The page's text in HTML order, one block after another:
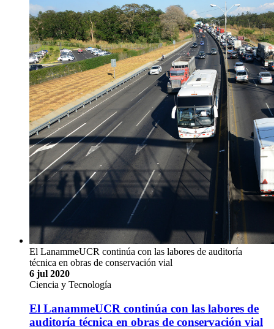
El LanammeUCR continúa con las labores de auditoría
técnica en obras de conservación vial
6 jul 2020
Ciencia y Tecnología
El LanammeUCR continúa con las labores de
auditoría técnica en obras de conservación vial